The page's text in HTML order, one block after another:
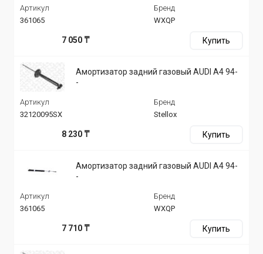
Артикул
361065
Бренд
WXQP
7 050 ₸ Купить
Амортизатор задний газовый AUDI A4 94-
-
Артикул
32120095SX
Бренд
Stellox
8 230 ₸ Купить
Амортизатор задний газовый AUDI A4 94-
-
Артикул
361065
Бренд
WXQP
7 710 ₸ Купить